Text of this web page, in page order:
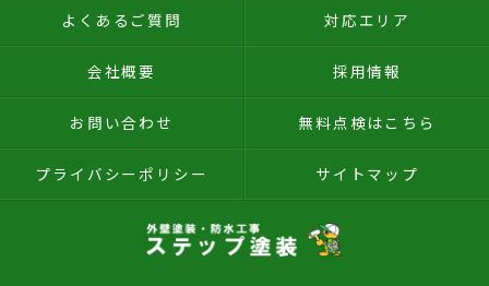
よくあるご質問 対応エリア
会社概要 採用情報
お問い合わせ 無料点検はこちら
プライバシーポリシー サイトマップ